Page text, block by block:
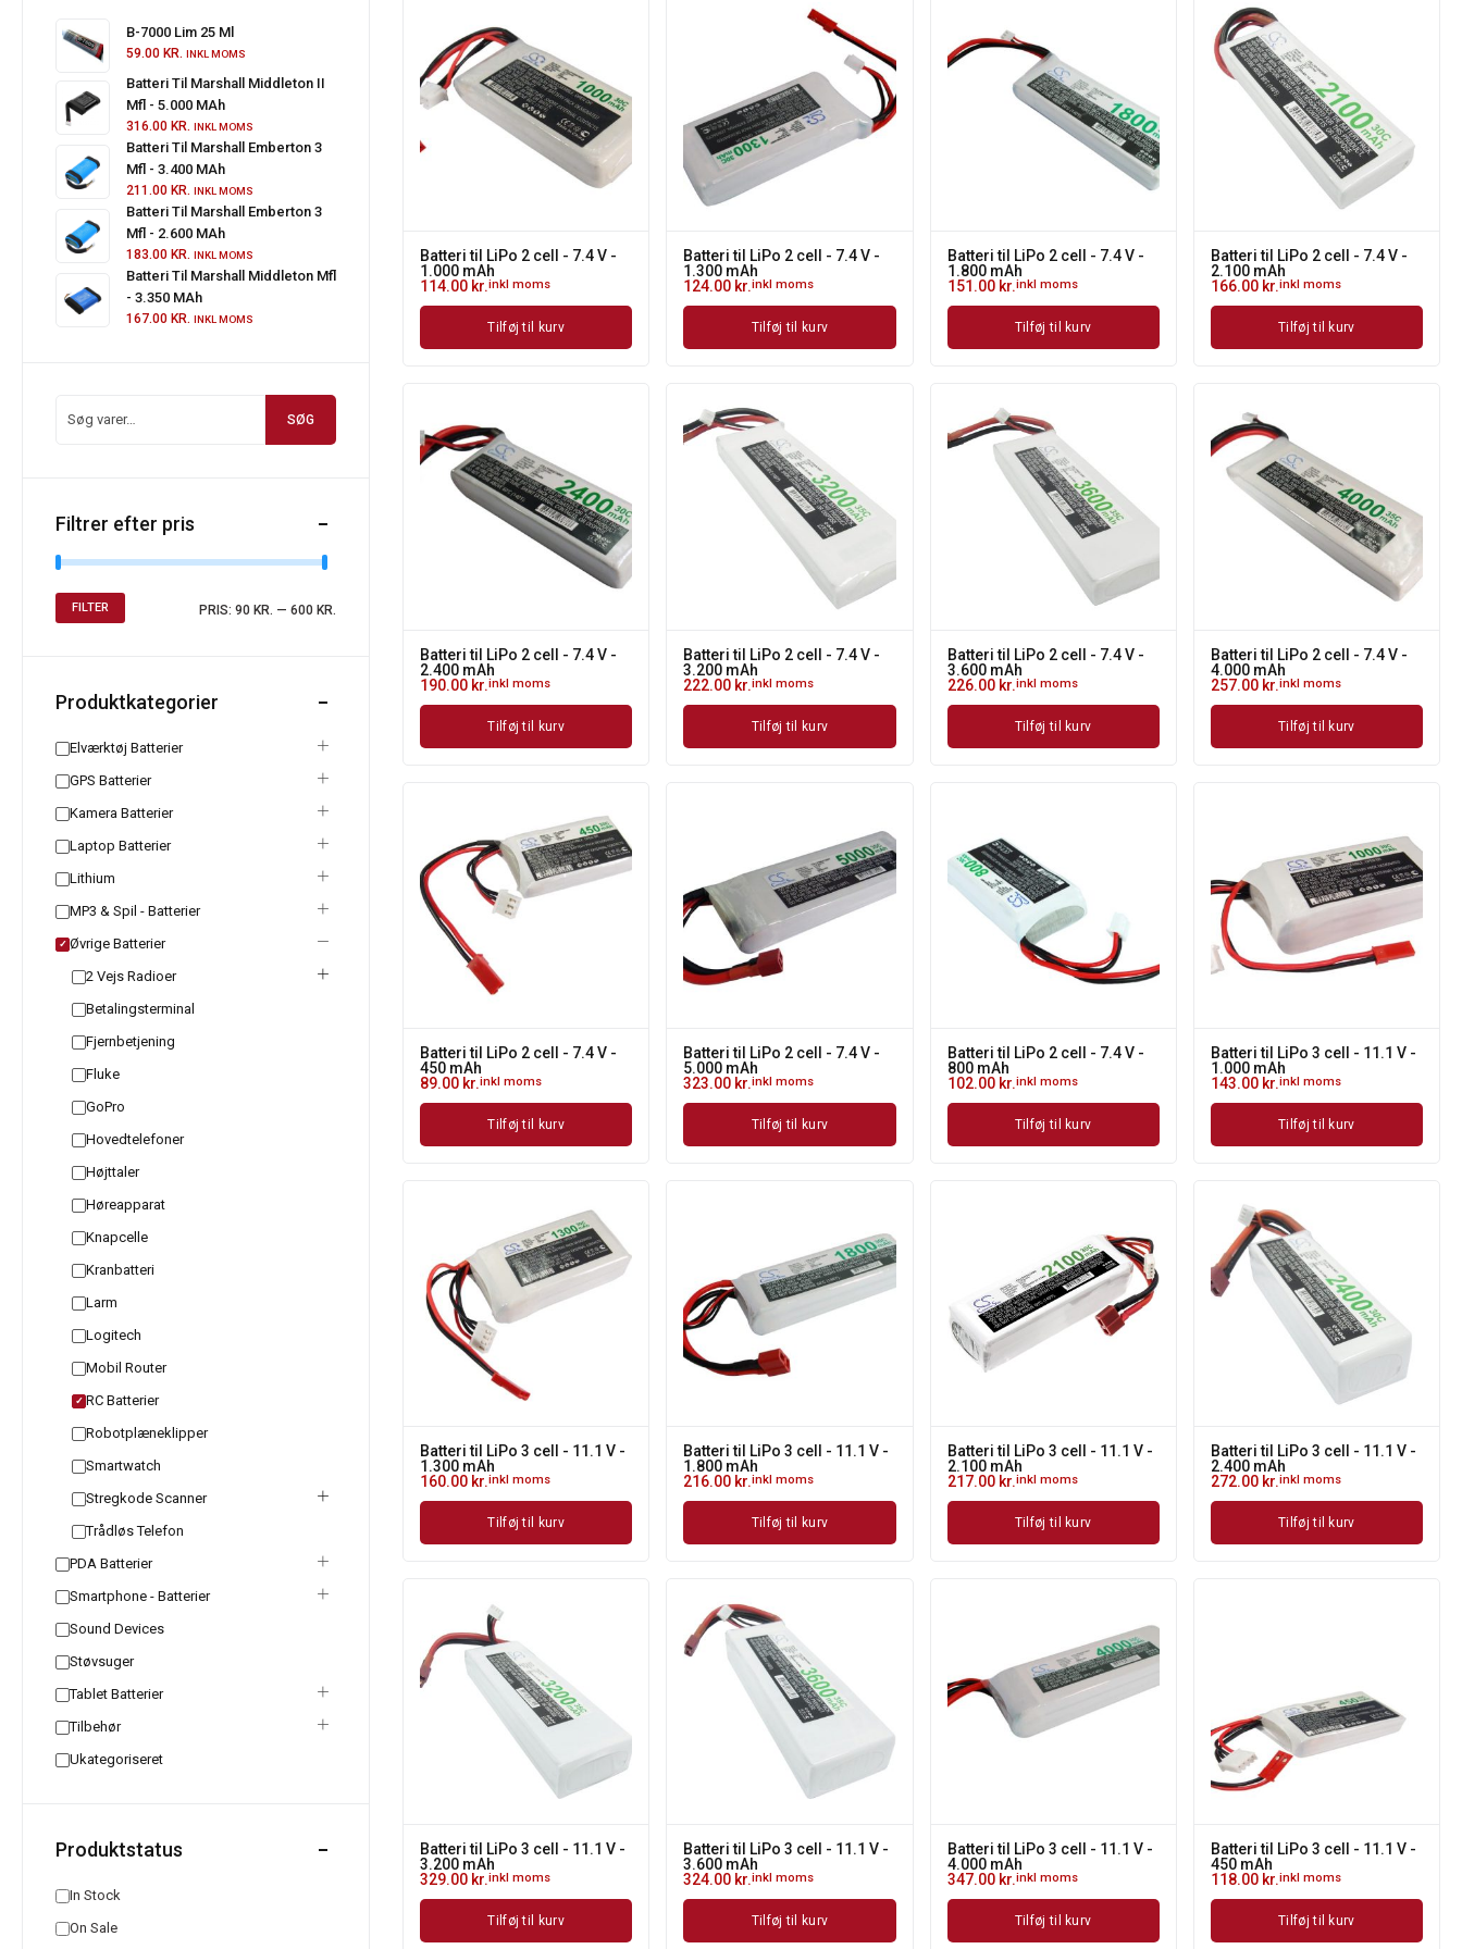
B-7000 Lim 25 Ml
59.00 KR. INKL MOMS
Batteri Til Marshall Middleton II
Mfl - 5.000 MAh
316.00 KR. INKL MOMS
Batteri Til Marshall Emberton 3
Mfl - 3.400 MAh
211.00 KR. INKL MOMS
Batteri Til Marshall Emberton 3
Mfl - 2.600 MAh
183.00 KR. INKL MOMS
Batteri Til Marshall Middleton Mfl
- 3.350 MAh
167.00 KR. INKL MOMS
SØG
Filtrer efter pris
FILTER PRIS: 90 KR. — 600 KR.
Produktkategorier
Elværktøj Batterier
GPS Batterier
Kamera Batterier
Laptop Batterier
Lithium
MP3 & Spil - Batterier
✓ Øvrige Batterier
2 Vejs Radioer
Betalingsterminal
Fjernbetjening
Fluke
GoPro
Hovedtelefoner
Højttaler
Høreapparat
Knapcelle
Kranbatteri
Larm
Logitech
Mobil Router
✓ RC Batterier
Robotplæneklipper
Smartwatch
Stregkode Scanner
Trådløs Telefon
PDA Batterier
Smartphone - Batterier
Sound Devices
Støvsuger
Tablet Batterier
Tilbehør
Ukategoriseret
Produktstatus
In Stock
On Sale
Batteri til LiPo 2 cell - 7.4 V -
1.000 mAh
114.00 kr.inkl moms
Tilføj til kurv
Batteri til LiPo 2 cell - 7.4 V -
1.300 mAh
124.00 kr.inkl moms
Tilføj til kurv
Batteri til LiPo 2 cell - 7.4 V -
1.800 mAh
151.00 kr.inkl moms
Tilføj til kurv
Batteri til LiPo 2 cell - 7.4 V -
2.100 mAh
166.00 kr.inkl moms
Tilføj til kurv
Batteri til LiPo 2 cell - 7.4 V -
2.400 mAh
190.00 kr.inkl moms
Tilføj til kurv
Batteri til LiPo 2 cell - 7.4 V -
3.200 mAh
222.00 kr.inkl moms
Tilføj til kurv
Batteri til LiPo 2 cell - 7.4 V -
3.600 mAh
226.00 kr.inkl moms
Tilføj til kurv
Batteri til LiPo 2 cell - 7.4 V -
4.000 mAh
257.00 kr.inkl moms
Tilføj til kurv
Batteri til LiPo 2 cell - 7.4 V -
450 mAh
89.00 kr.inkl moms
Tilføj til kurv
Batteri til LiPo 2 cell - 7.4 V -
5.000 mAh
323.00 kr.inkl moms
Tilføj til kurv
Batteri til LiPo 2 cell - 7.4 V -
800 mAh
102.00 kr.inkl moms
Tilføj til kurv
Batteri til LiPo 3 cell - 11.1 V -
1.000 mAh
143.00 kr.inkl moms
Tilføj til kurv
Batteri til LiPo 3 cell - 11.1 V -
1.300 mAh
160.00 kr.inkl moms
Tilføj til kurv
Batteri til LiPo 3 cell - 11.1 V -
1.800 mAh
216.00 kr.inkl moms
Tilføj til kurv
Batteri til LiPo 3 cell - 11.1 V -
2.100 mAh
217.00 kr.inkl moms
Tilføj til kurv
Batteri til LiPo 3 cell - 11.1 V -
2.400 mAh
272.00 kr.inkl moms
Tilføj til kurv
Batteri til LiPo 3 cell - 11.1 V -
3.200 mAh
329.00 kr.inkl moms
Tilføj til kurv
Batteri til LiPo 3 cell - 11.1 V -
3.600 mAh
324.00 kr.inkl moms
Tilføj til kurv
Batteri til LiPo 3 cell - 11.1 V -
4.000 mAh
347.00 kr.inkl moms
Tilføj til kurv
Batteri til LiPo 3 cell - 11.1 V -
450 mAh
118.00 kr.inkl moms
Tilføj til kurv